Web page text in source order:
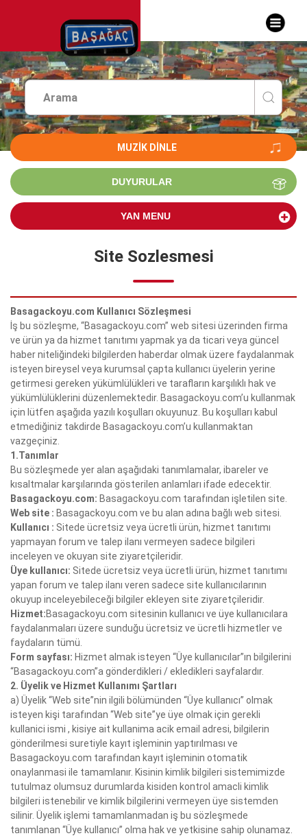
MUZIK DINLE
DUYURULAR
YAN MENU
Site Sozlesmesi
Basagackoyu.com Kullanıcı Sözleşmesi
İş bu sözleşme, “Basagackoyu.com” web sitesi üzerinden firma
ve ürün ya da hizmet tanıtımı yapmak ya da ticari veya güncel
haber niteliğindeki bilgilerden haberdar olmak üzere faydalanmak
isteyen bireysel veya kurumsal çapta kullanıcı üyelerin yerine
getirmesi gereken yükümlülükleri ve tarafların karşılıklı hak ve
yükümlülüklerini düzenlemektedir. Basagackoyu.com’u kullanmak
için lütfen aşağıda yazılı koşulları okuyunuz. Bu koşulları kabul
etmediğiniz takdirde Basagackoyu.com’u kullanmaktan
vazgeçiniz.
1.Tanımlar
Bu sözleşmede yer alan aşağıdaki tanımlamalar, ibareler ve
kısaltmalar karşılarında gösterilen anlamları ifade edecektir.
Basagackoyu.com: Basagackoyu.com tarafından işletilen site.
Web site : Basagackoyu.com ve bu alan adına bağlı web sitesi.
Kullanıcı : Sitede ücretsiz veya ücretli ürün, hizmet tanıtımı
yapmayan forum ve talep ilanı vermeyen sadece bilgileri
inceleyen ve okuyan site ziyaretçileridir.
Üye kullanıcı: Sitede ücretsiz veya ücretli ürün, hizmet tanıtımı
yapan forum ve talep ilanı veren sadece site kullanıcılarının
okuyup inceleyebileceği bilgiler ekleyen site ziyaretçileridir.
Hizmet:Basagackoyu.com sitesinin kullanıcı ve üye kullanıcılara
faydalanmaları üzere sunduğu ücretsiz ve ücretli hizmetler ve
faydaların tümü.
Form sayfası: Hizmet almak isteyen “Üye kullanıcılar”ın bilgilerini
“Basagackoyu.com”a gönderdikleri / ekledikleri sayfalardır.
2. Üyelik ve Hizmet Kullanımı Şartları
a) Üyelik “Web site”nin ilgili bölümünden “Üye kullanıcı” olmak
isteyen kişi tarafından “Web site”ye üye olmak için gerekli
kullanici ismi , kisiye ait kullanima acik email adresi, bilgilerin
gönderilmesi suretiyle kayıt işleminin yaptırılması ve
Basagackoyu.com tarafından kayıt işleminin otomatik
onaylanmasi ile tamamlanır. Kisinin kimlik bilgileri sistemimizde
tutulmaz olumsuz durumlarda kisiden kontrol amacli kimlik
bilgileri istenebilir ve kimlik bilgilerini vermeyen üye sistemden
silinir. Üyelik işlemi tamamlanmadan iş bu sözleşmede
tanımlanan “Üye kullanıcı” olma hak ve yetkisine sahip olunamaz.